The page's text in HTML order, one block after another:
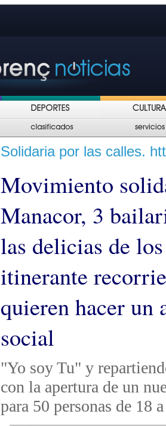
Solidaria por las calles.
Movimiento
Manacor, 3
las delicias de
itinerante
quieren hacer un
social
"Yo soy Tu" y
con la apertura de un
para 50 personas de 18